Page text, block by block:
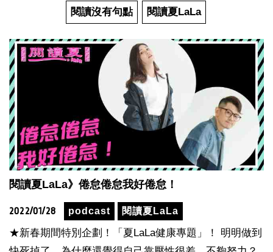
閱讀沒有句點 閱讀夏LaLa
閱讀夏LaLa》倦怠倦怠我好倦怠！
2022/01/28 podcast 閱讀夏LaLa
★新春期間特別企劃！「夏LaLa健康專題」！ 明明做到